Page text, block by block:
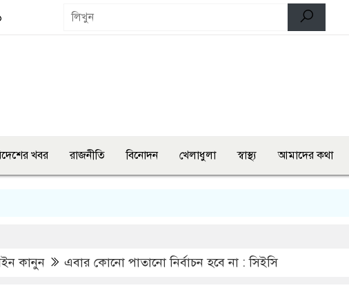
খবর রাজনীতি বিনোদন খেলাধুলা স্বাস্থ্য আমাদের কথা
কানুন এবার কোনো পাতানো নির্বাচন হবে না : সিইসি